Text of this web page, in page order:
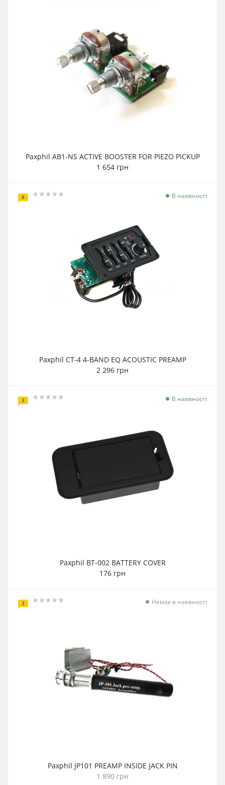
Paxphil AB1-NS ACTIVE BOOSTER FOR PIEZO PICKUP
1 654 грн
8 В наявності
Paxphil CT-4 4-BAND EQ ACOUSTIC PREAMP
2 296 грн
3 В наявності
Paxphil BT-002 BATTERY COVER
176 грн
3 Немає в наявності
Paxphil JP101 PREAMP INSIDE JACK PIN
1 890 грн